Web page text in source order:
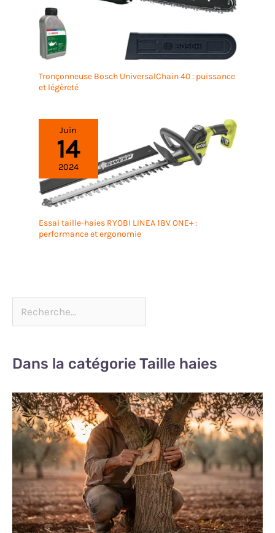
Tronçonneuse Bosch UniversalChain 40 : puissance
et légèreté
Juin
14
2024
Essai taille-haies RYOBI LINEA 18V ONE+ :
performance et ergonomie
Dans la catégorie Taille haies